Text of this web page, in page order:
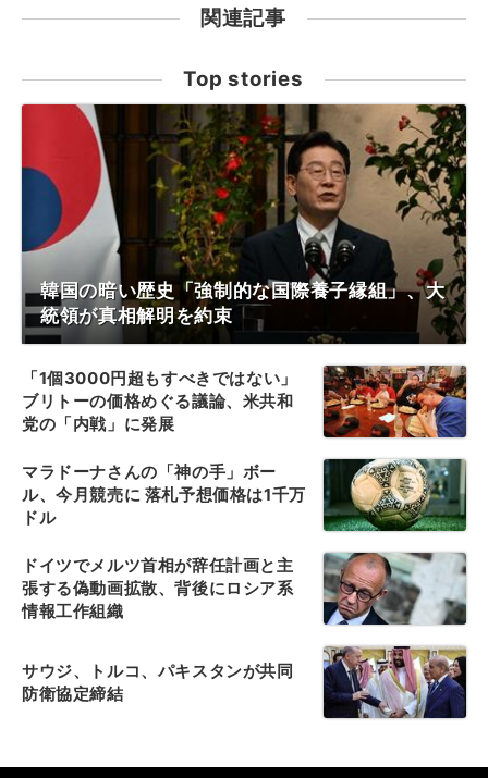
関連記事
Top stories
韓国の暗い歴史「強制的な国際養子縁組」、大
統領が真相解明を約束
「1個3000円超もすべきではない」
ブリトーの価格めぐる議論、米共和
党の「内戦」に発展
マラドーナさんの「神の手」ボー
ル、今月競売に 落札予想価格は1千万
ドル
ドイツでメルツ首相が辞任計画と主
張する偽動画拡散、背後にロシア系
情報工作組織
サウジ、トルコ、パキスタンが共同
防衛協定締結